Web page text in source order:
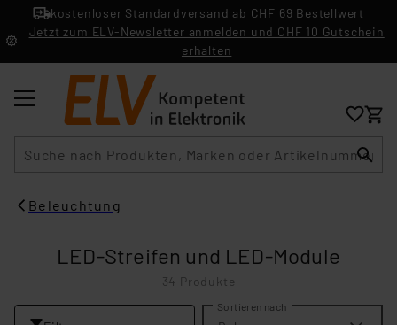
kostenloser Standardversand ab CHF 69 Bestellwert
Jetzt zum ELV-Newsletter anmelden und CHF 10 Gutschein
erhalten
Beleuchtung
LED-Streifen und LED-Module
34 Produkte
Sortieren nach